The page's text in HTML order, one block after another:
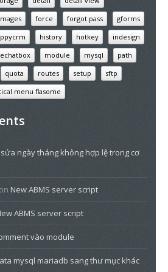
force forgot pass
gforms
history hotkey
indesign
module mysql
path
quota routes setup
sftp
menu flasome
ngày tháng không hợp lệ trong cơ
on New ABMS server script
ABMS server script
vào module
mysql mariadb sang thư mục khác